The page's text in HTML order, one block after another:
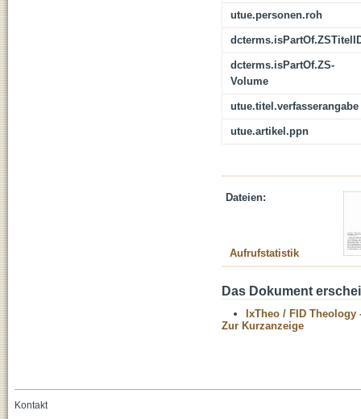
utue.personen.roh
dcterms.isPartOf.ZS-
Volume
utue.titel.verfasserangabe
utue.artikel.ppn
Dateien:
Aufrufstatistik
Das Dokument
IxTheo / FID Theology
Zur Kurzanzeige
Kontakt